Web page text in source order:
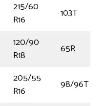
215/60
R16
103T
120/90
R18
65R
205/55
R16
98/96T